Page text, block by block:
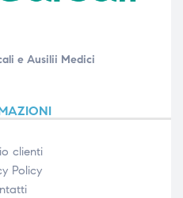
e Ausilii Medici
clienti
Policy